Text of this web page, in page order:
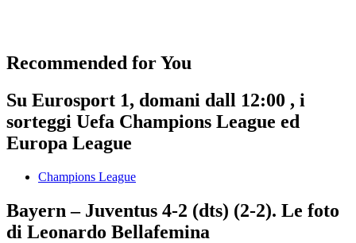
Recommended for You
Su Eurosport 1, domani dall 12:00 , i
sorteggi Uefa Champions League ed
Europa League
Champions League
Bayern – Juventus 4-2 (dts) (2-2). Le foto
di Leonardo Bellafemina